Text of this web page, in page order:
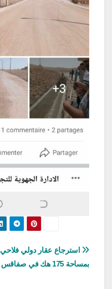
تصفّح
المقالات
استرجاع عقار دولي فلاحي
بمساحة 175 هك في صفاقس